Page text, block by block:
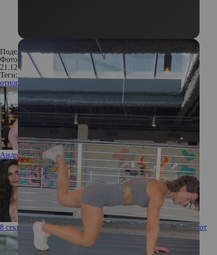
Поделиться:
Фото: Legion Media
21.12.2018
Теги:
отношения
психология отношений
Андрей Малахов впервые откровенно рассказал о сыне
8 секретов похудения голливудских актрис, которые работают